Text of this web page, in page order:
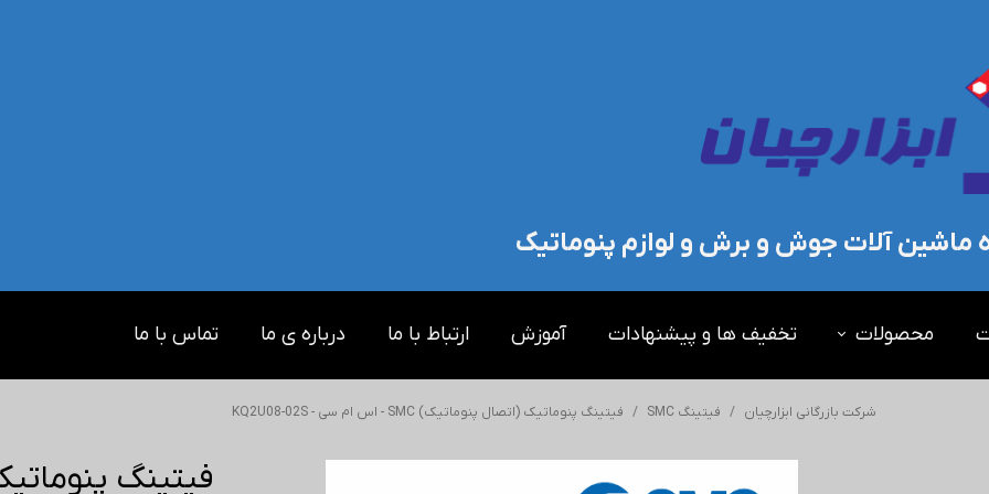
محصولات تخفیف ها و پیشنهادات آموزش ارتباط با ما درباره ی ما تماس با ما
ماشین آلات جوش و برش و لوازم پنوماتیک
شرکت بازرگانی ابزارچیان فیتینگ SMC فیتینگ پنوماتیک (اتصال پنوماتیک) SMC - اس ام سی - KQ2U08-02S